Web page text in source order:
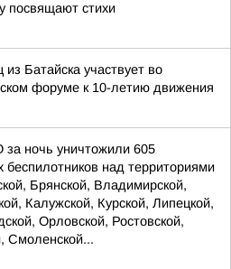
посвящают стихи
Батайска участвует во
форуме к 10-летию движения
ночь уничтожили 605
беспилотников над территориями
Брянской, Владимирской,
Калужской, Курской, Липецкой,
Орловской, Ростовской,
Смоленской...